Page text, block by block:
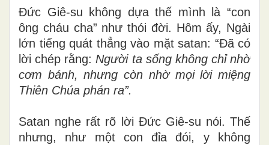
Đức Giê-su không dựa thế mình là “con
ông cháu cha” như thói đời. Hôm ấy, Ngài
lớn tiếng quát thẳng vào mặt satan: “Đã có
lời chép rằng: Người ta sống không chỉ nhờ
cơm bánh, nhưng còn nhờ mọi lời miệng
Thiên Chúa phán ra”.
Satan nghe rất rõ lời Đức Giê-su nói. Thế
nhưng, như một con đỉa đói, y không